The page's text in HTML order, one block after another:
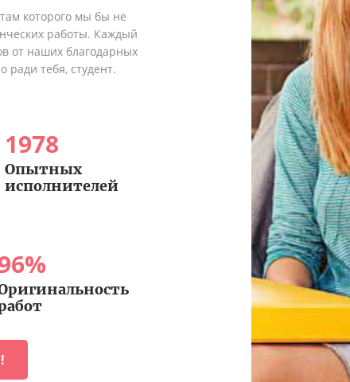
которого мы бы не
работы. Каждый
от наших благодарных
тебя, студент.
1978
Опытных
исполнителей
%